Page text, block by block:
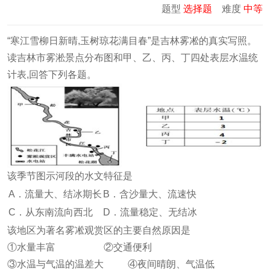
题型 选择题 难度 中等
“寒江雪柳日新晴,玉树琼花满目春”是吉林雾凇的真实写照。
读吉林市雾淞景点分布图和甲、乙、丙、丁四处表层水温统
计表,回答下列各题。
该季节图示河段的水文特征是
A．流量大、结冰期长 B．含沙量大、流速快
C．从东南流向西北
D．流量稳定、无结冰
该地区为著名雾凇观赏区的主要自然原因是
①水量丰富 ②交通便利
③水温与气温的温差大 ④夜间晴朗、气温低